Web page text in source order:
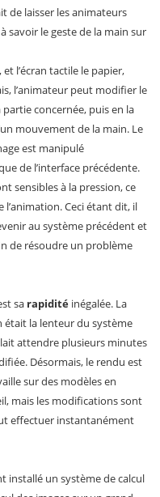
de laisser les animateurs
savoir le geste de la main sur
l’écran tactile le papier,
l’animateur peut modifier le
concernée, puis en la
mouvement de la main. Le
est manipulé
de l’interface précédente.
sensibles à la pression, ce
Ceci étant dit, il
au système précédent et
de résoudre un problème
sa rapidité inégalée. La
était la lenteur du système
attendre plusieurs minutes
Désormais, le rendu est
sur des modèles en
mais les modifications sont
effectuer instantanément
installé un système de calcul